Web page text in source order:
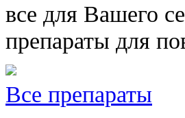
все для Вашего
препараты для
Все препараты